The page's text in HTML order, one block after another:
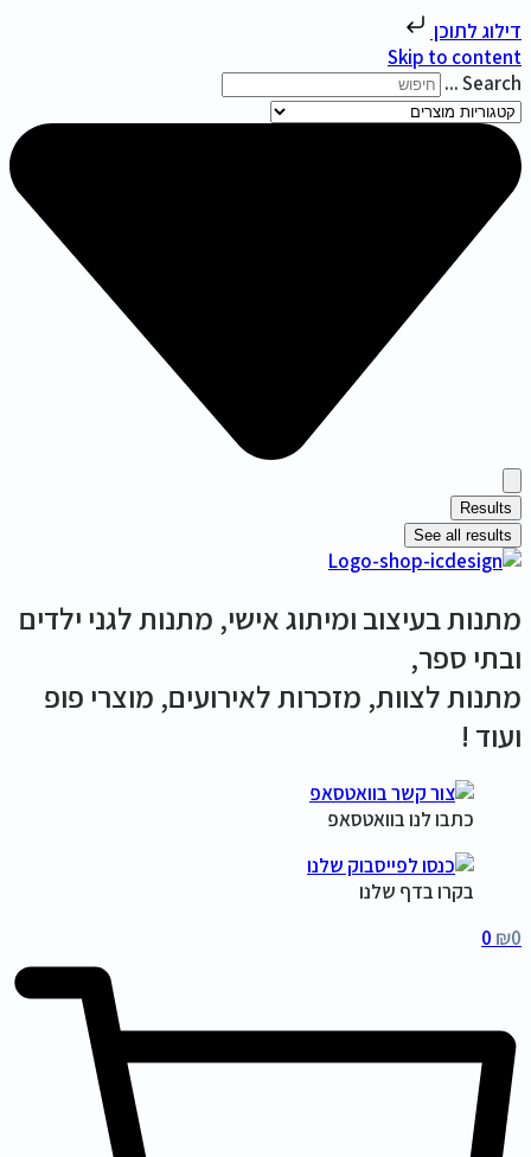
דילוג לתוכן
Skip to content
Search ...
Results
See all results
מתנות בעיצוב ומיתוג אישי, מתנות לגני ילדים
ובתי ספר,
מתנות לצוות, מזכרות לאירועים, מוצרי פופ
ועוד !
כתבו לנו בוואטסאפ
בקרו בדף שלנו
₪0
0